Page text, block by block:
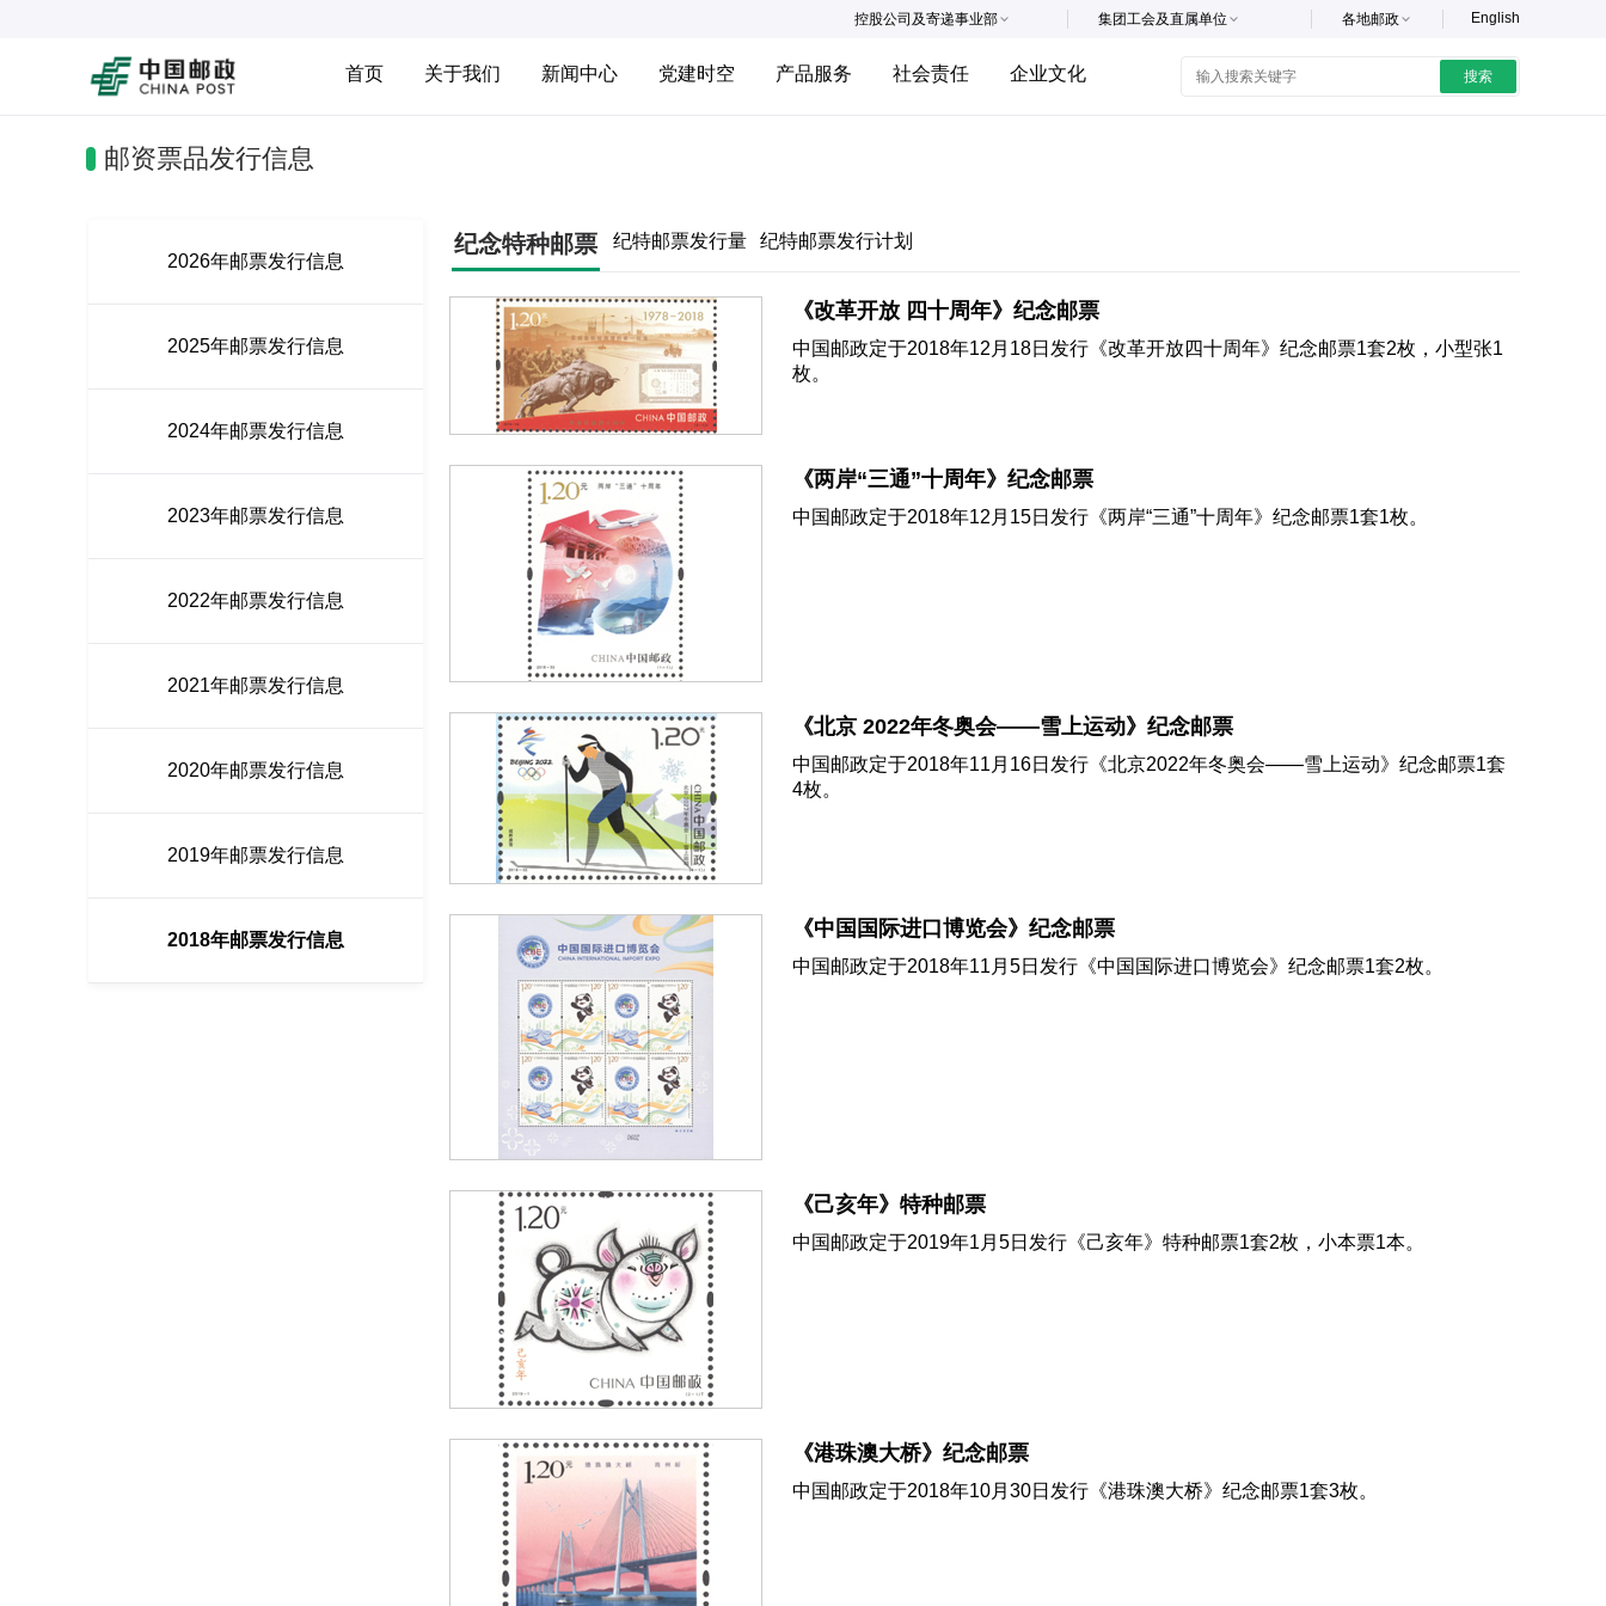
English
各地邮政
集团工会及直属单位
控股公司及寄递事业部
首页 关于我们 新闻中心 党建时空 产品服务 社会责任 企业文化 搜索
邮资票品发行信息
2026年邮票发行信息
2025年邮票发行信息
2024年邮票发行信息
2023年邮票发行信息
2022年邮票发行信息
2021年邮票发行信息
2020年邮票发行信息
2019年邮票发行信息
2018年邮票发行信息
纪念特种邮票 纪特邮票发行量 纪特邮票发行计划
《改革开放 四十周年》纪念邮票
中国邮政定于2018年12月18日发行《改革开放四十周年》纪念邮票1套2枚，小型张1
枚。
《两岸“三通”十周年》纪念邮票
中国邮政定于2018年12月15日发行《两岸“三通”十周年》纪念邮票1套1枚。
《北京 2022年冬奥会——雪上运动》纪念邮票
中国邮政定于2018年11月16日发行《北京2022年冬奥会——雪上运动》纪念邮票1套
4枚。
《中国国际进口博览会》纪念邮票
中国邮政定于2018年11月5日发行《中国国际进口博览会》纪念邮票1套2枚。
《己亥年》特种邮票
中国邮政定于2019年1月5日发行《己亥年》特种邮票1套2枚，小本票1本。
《港珠澳大桥》纪念邮票
中国邮政定于2018年10月30日发行《港珠澳大桥》纪念邮票1套3枚。